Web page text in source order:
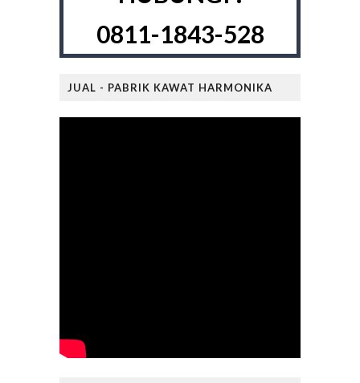
0811-1843-528
JUAL - PABRIK KAWAT HARMONIKA